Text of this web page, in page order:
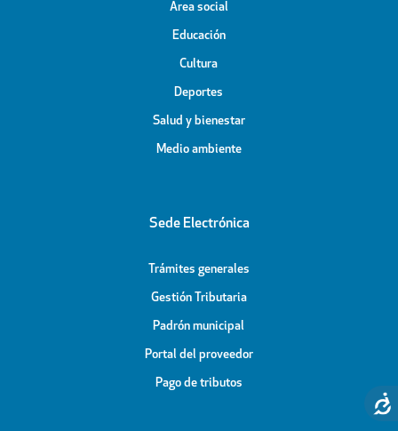
Área social
Educación
Cultura
Deportes
Salud y bienestar
Medio ambiente
Sede Electrónica
Trámites generales
Gestión Tributaria
Padrón municipal
Portal del proveedor
Pago de tributos